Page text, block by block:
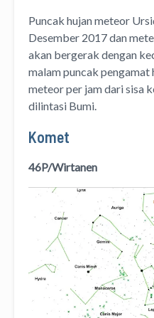
Puncak hujan meteor
Desember 2017 dan
akan bergerak dengan
malam puncak pengamat
meteor per jam dari sisa
dilintasi Bumi.
Komet
46P/Wirtanen